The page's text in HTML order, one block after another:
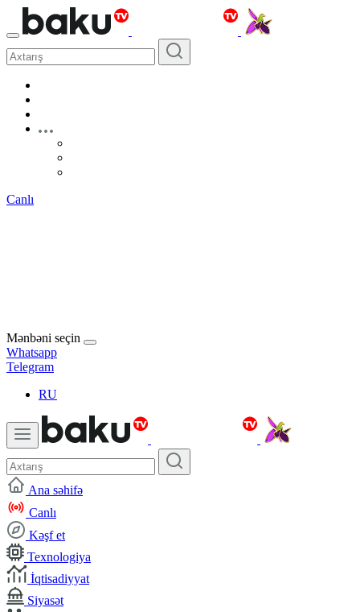
Canlı
Mənbəni seçin
Whatsapp
Telegram
RU
Ana səhifə
Canlı
Kəşf et
Texnologiya
İqtisadiyyat
Siyasət